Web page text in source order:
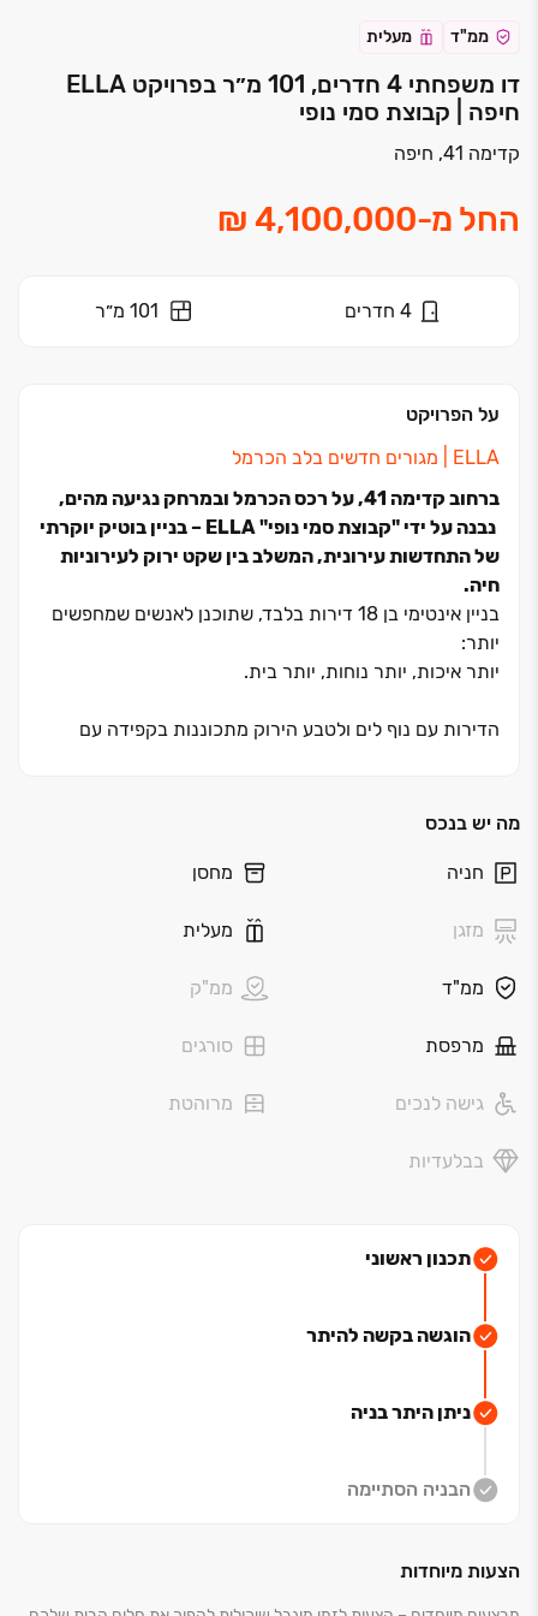
ממ"ד מעלית
דו משפחתי 4 חדרים, 101 מ״ר בפרויקט ELLA
חיפה | קבוצת סמי נופי
קדימה 41, חיפה
החל מ-
4 חדרים 101 מ״ר
על הפרויקט
ELLA ‏| מגורים חדשים בלב הכרמל
ברחוב קדימה ‏41, על רכס הכרמל ובמרחק נגיעה מהים,
נבנה על ידי "קבוצת סמי נופי" ELLA ‏– בניין בוטיק יוקרתי
של התחדשות עירונית, המשלב בין שקט ירוק לעירוניות
חיה.
בניין אינטימי בן ‏18 דירות בלבד, שתוכנן לאנשים שמחפשים
יותר:
יותר איכות, יותר נוחות, יותר בית.
הדירות עם נוף לים ולטבע הירוק מתכוננות בקפידה עם
דירה, החניון התת־קרקעי והעיצוב הנקי משלימים חוויית
למשפחות, זוגות צעירים ולאוהבי החיים הטובים. כולם נהנים
ציבורית, בתי קפה, מוסדות חינוך והטיילת, ובו בזמן רחוק
חיפה היא עיר של איזון מושלם: טבע וים לצד חדשנות,
הייטק, מחקר ויזמות ‏– עם קהילה חמה ואיכות חיים גבוהה.
ואווירה רגועה שאין בשום מקום אחר.
רחבות בתשתיות, חיפה מציבה את עצמה כמרכז הצמיחה
של הצפון ‏– גם מקום נהדר לחיות בו, וגם הזדמנות השקעה
האדריכל‏- משרד ענבי לשניאק קלוס אדריכלים פועל מעל
‏30 שנה ומתמחה בתכנון מבני מגורים, בנייה רוויה, מסחר,
גישת המשרד הוליסטית ועכשווית, המשלבת אסתטיקה,
חדשנות ודיוק תכנוני ‏– לצד הבנה אורבנית, יזמית ואנושית.
כל פרויקט נבחן מתוך הקשר למקום, לאנשים ולסביבה,
מה יש בנכס
חניה מחסן
מזגן מעלית
ממ"ד ממ"ק
מרפסת סורגים
גישה לנכים מרוהטת
בבלעדיות
תכנון ראשוני
הוגשה בקשה להיתר
ניתן היתר בניה
הבניה הסתיימה
הצעות מיוחדות